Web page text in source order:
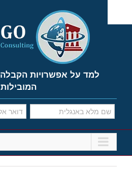
content
המובילות